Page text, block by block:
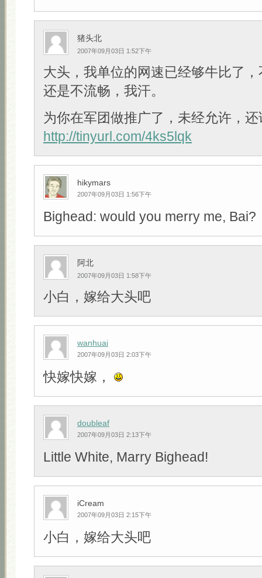
猪头北
2007年09月03日 1:52下午
大头，我单位的网速已经够牛比了
还是不流畅，我汗。
为你在军团做推广了，未经允许，
http://tinyurl.com/4ks5lqk
hikymars
2007年09月03日 1:56下午
Bighead: would you merry me, Bai?
阿北
2007年09月03日 1:58下午
小白，嫁给大头吧
wanhuai
2007年09月03日 2:03下午
快嫁快嫁，
doubleaf
2007年09月03日 2:13下午
Little White, Marry Bighead!
iCream
2007年09月03日 2:15下午
小白，嫁给大头吧